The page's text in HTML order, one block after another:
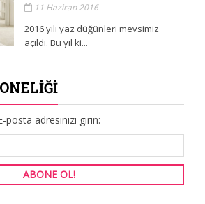
11 Haziran 2016
2016 yılı yaz düğünleri mevsimiz
açıldı. Bu yıl ki...
posta adresinizi girin: